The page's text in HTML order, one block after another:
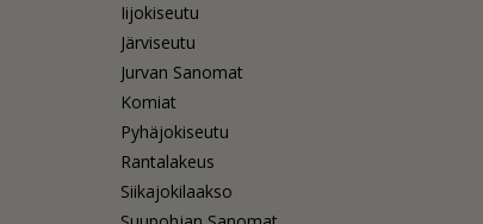
Iijokiseutu
Järviseutu
Jurvan Sanomat
Komiat
Pyhäjokiseutu
Rantalakeus
Siikajokilaakso